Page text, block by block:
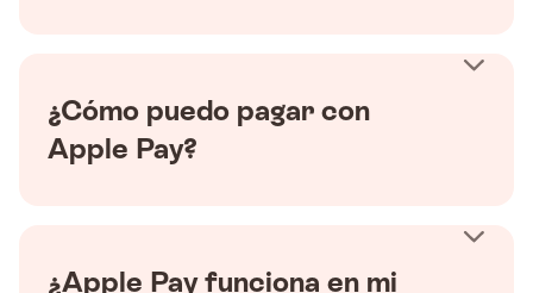
¿Cómo puedo pagar con
Apple Pay?
¿Apple Pay funciona en mi